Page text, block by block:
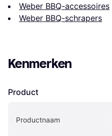
Weber BBQ-accessoires
Weber BBQ-schrapers
Kenmerken
Product
Productnaam